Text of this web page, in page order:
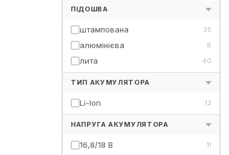
ПІДОШВА
штампована 35
алюмінієва 8
лита 40
ТИП АКУМУЛЯТОРА
Li-Ion 12
НАПРУГА АКУМУЛЯТОРА
16,8/18 В 11